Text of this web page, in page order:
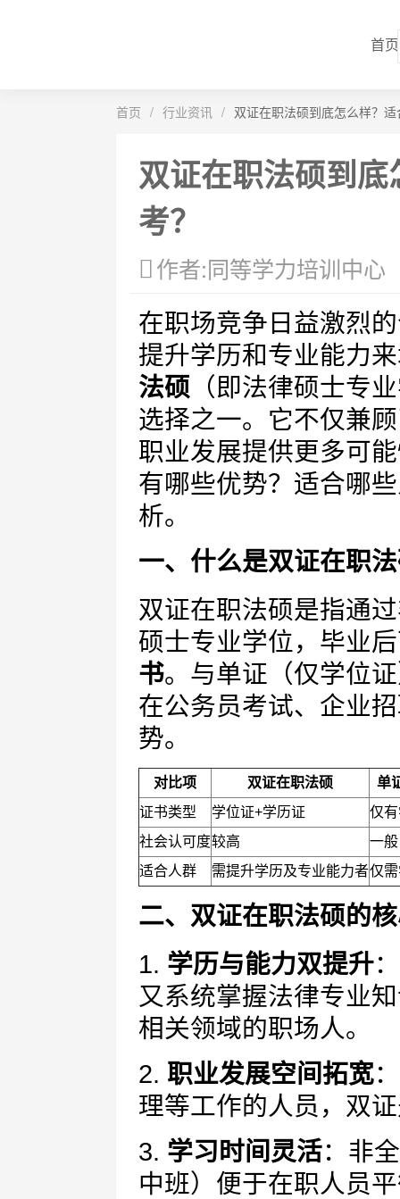
首页
首页 / 行业资讯 / 双证在职法硕到底怎么样？
双证在职法硕到
考？
作者:同等学力培训中心
在职场竞争日益激烈
提升学历和专业能力
法硕 （即法律硕士专
选择之一。它不仅兼
职业发展提供更多可
有哪些优势？适合哪
析。
一、什么是双证在职
双证在职法硕是指通
硕士专业学位，毕业
书。与单证（仅学位
在公务员考试、企业
势。
对比项 双证在职法硕
单
证书类型
学位证+学历证
仅
社会认可度较高
一般
适合人群
需提升学历及专业能力者仅
二、双证在职法硕的
1. 学历与能力双提升
又系统掌握法律专业
相关领域的职场人。
2. 职业发展空间拓宽
理等工作的人员，双
3. 学习时间灵活：非
中班）便于在职人员